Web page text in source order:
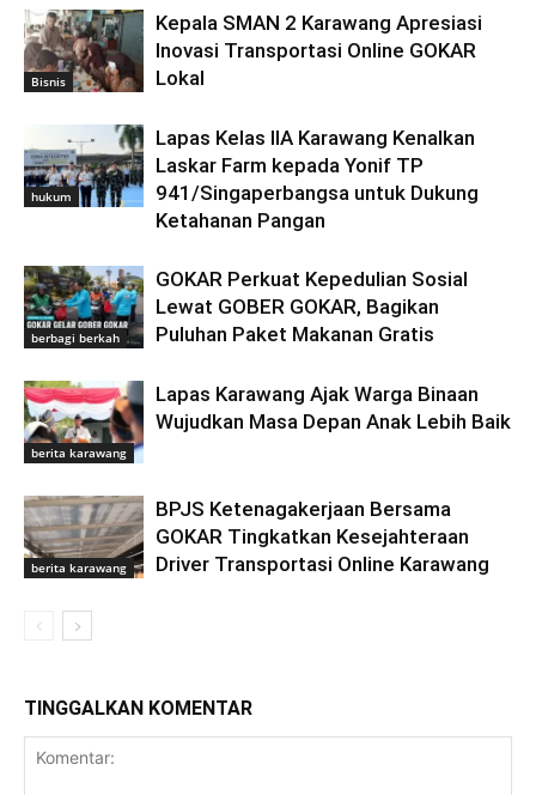
Bisnis
Kepala SMAN 2 Karawang Apresiasi
Inovasi Transportasi Online GOKAR
Lokal
hukum
Lapas Kelas IIA Karawang Kenalkan
Laskar Farm kepada Yonif TP
941/Singaperbangsa untuk Dukung
Ketahanan Pangan
berbagi berkah
GOKAR Perkuat Kepedulian Sosial
Lewat GOBER GOKAR, Bagikan
Puluhan Paket Makanan Gratis
berita karawang
Lapas Karawang Ajak Warga Binaan
Wujudkan Masa Depan Anak Lebih Baik
berita karawang
BPJS Ketenagakerjaan Bersama
GOKAR Tingkatkan Kesejahteraan
Driver Transportasi Online Karawang
TINGGALKAN KOMENTAR